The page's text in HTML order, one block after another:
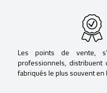
Les points de vente,
professionnels, distribuent
fabriqués le plus souvent en